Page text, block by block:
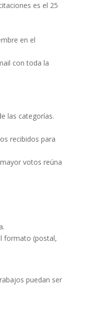
es el 25
en el
con toda la
las categorías.
recibidos para
votos reúna
formato (postal,
puedan ser